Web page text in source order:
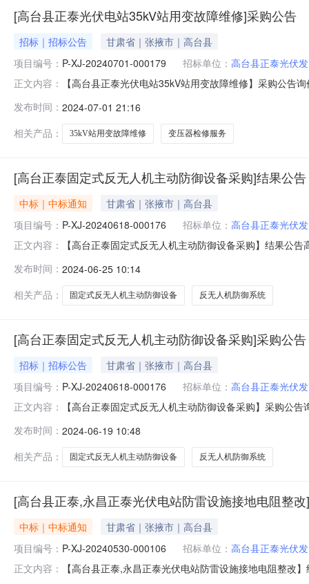
[高台县正泰光伏电站35kV站用变故障维修]采购公告
招标｜招标公告
甘肃省｜张掖市｜高台县
项目编号： P-XJ-20240701-000179 招标单位： 高台县正泰光伏
正文内容：
【高台县正泰光伏电站35kV站用变故障维修】采购公告
务要求等详见下表。序号物料名称物料编码采购数量计
发布时间： 2024-07-01 21:16
相关产品：
35kV站用变故障维修 变压器检修服务
[高台正泰固定式反无人机主动防御设备采购]结果公告
中标｜中标通知
甘肃省｜张掖市｜高台县
项目编号： P-XJ-20240618-000176 招标单位： 高台县正泰光伏
正文内容：
【高台正泰固定式反无人机主动防御设备采购】结果公
2024-06-2112:00:00七、公告日期：2024-06-25具体规
反无
发布时间： 2024-06-25 10:14
相关产品：
固定式反无人机主动防御设备 反无人机防御系统
[高台正泰固定式反无人机主动防御设备采购]采购公告
招标｜招标公告
甘肃省｜张掖市｜高台县
项目编号： P-XJ-20240618-000176 招标单位： 高台县正泰光伏
正文内容：
【高台正泰固定式反无人机主动防御设备采购】采购公
服务要求等详见下表。序号物料名称物料编码采购数量
发布时间： 2024-06-19 10:48
相关产品：
固定式反无人机主动防御设备 反无人机防御系统
[高台县正泰,永昌正泰光伏电站防雷设施接地电阻整
中标｜中标通知
甘肃省｜张掖市｜高台县
项目编号： P-XJ-20240530-000106 招标单位： 高台县正泰光伏
正文内容：
【高台县正泰,永昌正泰光伏电站防雷设施接地电阻整改